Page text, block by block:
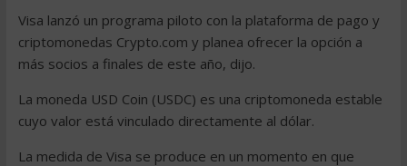
Visa lanzó un programa piloto con la plataforma de pago y
criptomonedas Crypto.com y planea ofrecer la opción a
más socios a finales de este año, dijo.
La moneda USD Coin (USDC) es una criptomoneda estable
cuyo valor está vinculado directamente al dólar.
La medida de Visa se produce en un momento en que